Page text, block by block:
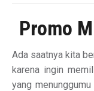
Promo
Ada saatnya kita
karena ingin
yang